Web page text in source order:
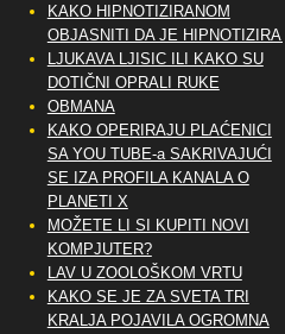
KAKO HIPNOTIZIRANOM
OBJASNITI DA JE HIPNOTIZIRAN
LJUKAVA LJISIC ILI KAKO SU
DOTIČNI OPRALI RUKE
OBMANA
KAKO OPERIRAJU PLAĆENICI
SA YOU TUBE-a SAKRIVAJUĆI
SE IZA PROFILA KANALA O
PLANETI X
MOŽETE LI SI KUPITI NOVI
KOMPJUTER?
LAV U ZOOLOŠKOM VRTU
KAKO SE JE ZA SVETA TRI
KRALJA POJAVILA OGROMNA